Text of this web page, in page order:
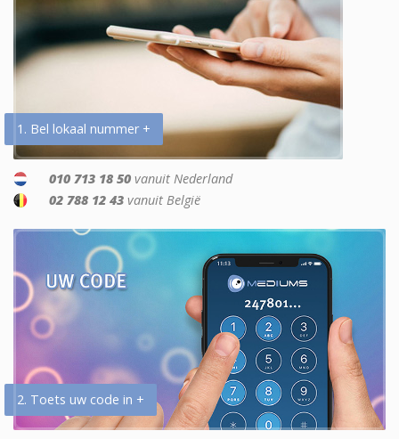
1. Bel lokaal nummer +
010 713 18 50 vanuit Nederland
02 788 12 43 vanuit België
2. Toets uw code in +